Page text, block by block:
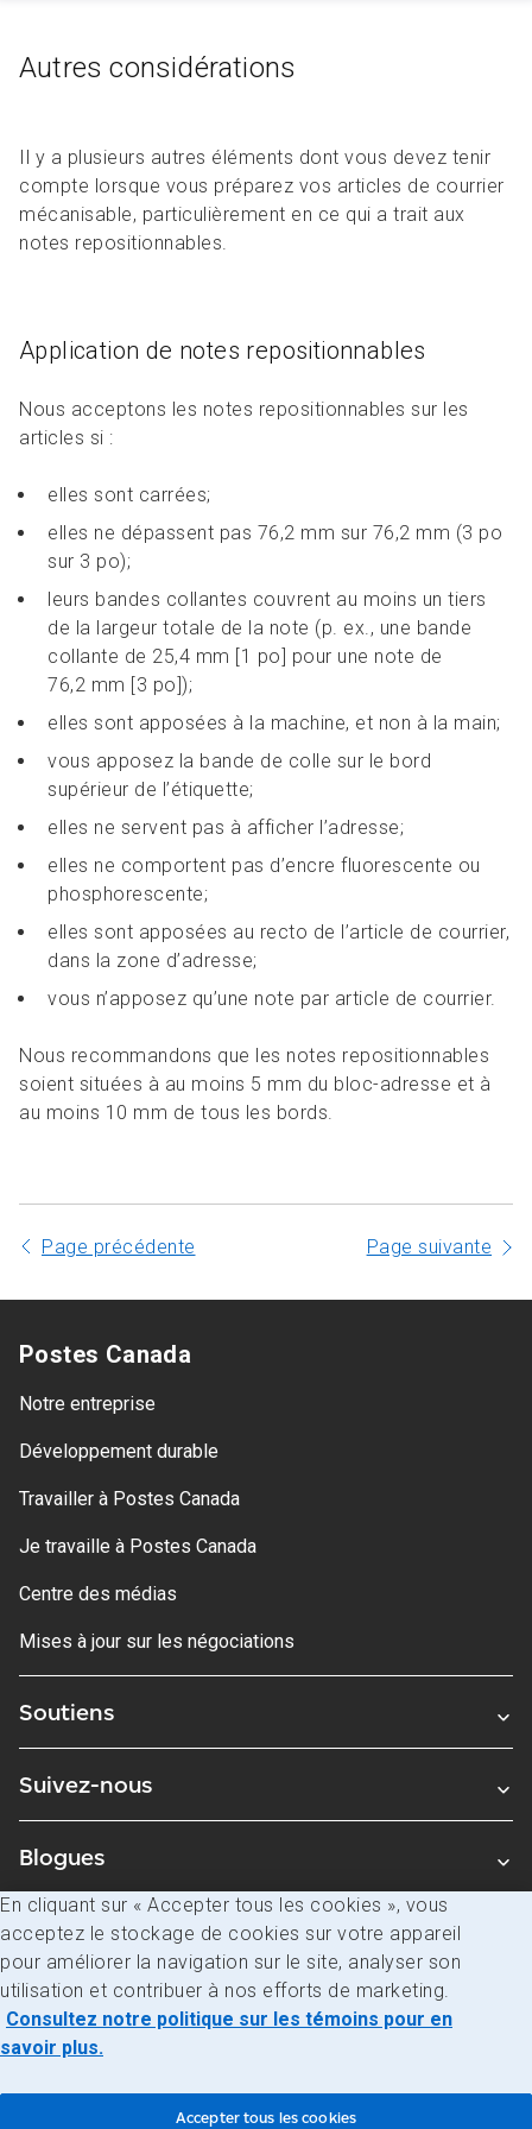
Autres considérations
Il y a plusieurs autres éléments dont vous devez tenir
compte lorsque vous préparez vos articles de courrier
mécanisable, particulièrement en ce qui a trait aux
notes repositionnables.
Application de notes repositionnables
Nous acceptons les notes repositionnables sur les
articles si :
elles sont carrées;
elles ne dépassent pas 76,2 mm sur 76,2 mm (3 po
sur 3 po);
leurs bandes collantes couvrent au moins un tiers
de la largeur totale de la note (p. ex., une bande
collante de 25,4 mm [1 po] pour une note de
76,2 mm [3 po]);
elles sont apposées à la machine, et non à la main;
vous apposez la bande de colle sur le bord
supérieur de l’étiquette;
elles ne servent pas à afficher l’adresse;
elles ne comportent pas d’encre fluorescente ou
phosphorescente;
elles sont apposées au recto de l’article de courrier,
dans la zone d’adresse;
vous n’apposez qu’une note par article de courrier.
Nous recommandons que les notes repositionnables
soient situées à au moins 5 mm du bloc-adresse et à
au moins 10 mm de tous les bords.
Page précédente Page suivante
Postes Canada
Notre entreprise
Développement durable
Travailler à Postes Canada
Je travaille à Postes Canada
Centre des médias
Mises à jour sur les négociations
Soutiens
Suivez-nous
Blogues
Avis juridiques
Confidentialité
Accès à l’information
En cliquant sur « Accepter tous les cookies », vous
acceptez le stockage de cookies sur votre appareil
pour améliorer la navigation sur le site, analyser son
utilisation et contribuer à nos efforts de marketing.
Consultez notre politique sur les témoins pour en
savoir plus.
Accepter tous les cookies